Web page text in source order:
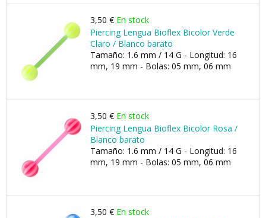
3,50 € En stock
Piercing Lengua Bioflex Bicolor Verde
Claro / Blanco barato
Tamaño: 1.6 mm / 14 G - Longitud: 16
mm, 19 mm - Bolas: 05 mm, 06 mm
3,50 € En stock
Piercing Lengua Bioflex Bicolor Rosa /
Blanco barato
Tamaño: 1.6 mm / 14 G - Longitud: 16
mm, 19 mm - Bolas: 05 mm, 06 mm
3,50 € En stock